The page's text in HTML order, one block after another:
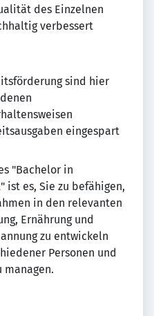
des Einzelnen
verbessert
sind hier
eingespart
"Bachelor in
ist es, Sie zu befähigen,
in den relevanten
Ernährung und
zu entwickeln
Personen und
managen.